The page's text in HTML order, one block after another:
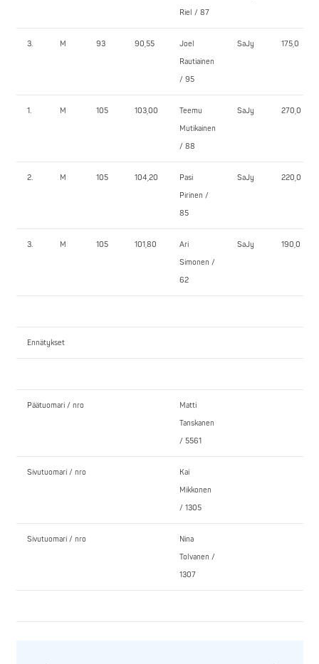
Riel / 87
3. M 93 90,55
Joel
Rautiainen
/ 95
SaJy 175,0
1. M 105 103,00
Teemu
Mutikainen
/ 88
SaJy 270,0
2. M 105 104,20
Pasi
Pirinen /
85
SaJy 220,0
3. M 105 101,80
Ari
Simonen /
62
SaJy 190,0
Ennätykset
Päätuomari / nro
Matti
Tanskanen
/ 5561
Sivutuomari / nro
Kai
Mikkonen
/ 1305
Sivutuomari / nro
Nina
Tolvanen /
1307